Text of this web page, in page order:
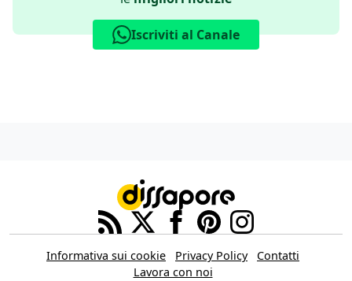
Iscriviti al Canale
Informativa sui cookie Privacy Policy
Contatti
Lavora con noi